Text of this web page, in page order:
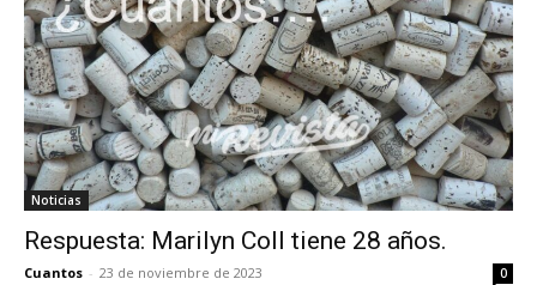
Noticias
Respuesta: Marilyn Coll tiene 28 años.
Cuantos - 23 de noviembre de 2023 0